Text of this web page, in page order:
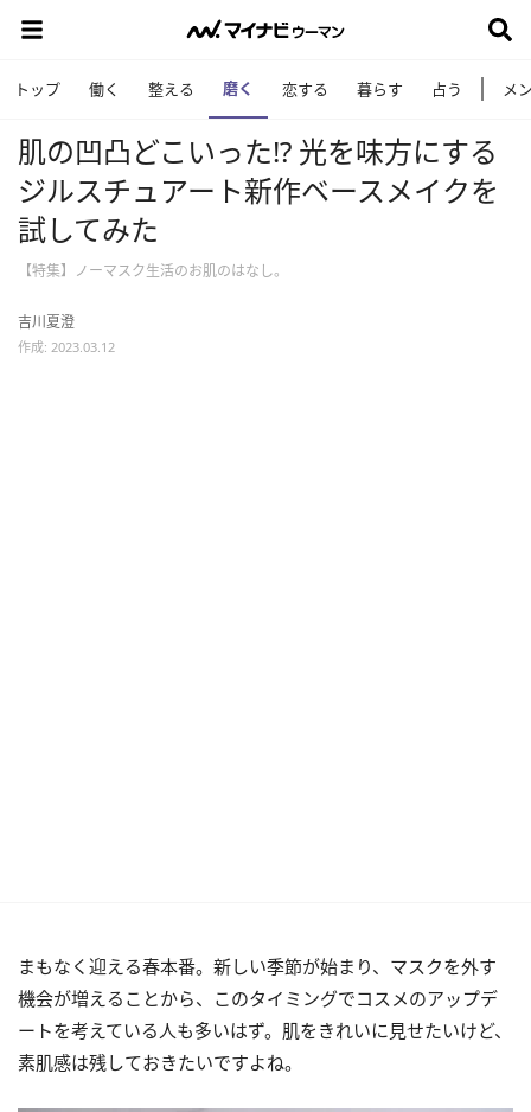
トップ 働く 整える 磨く 恋する 暮らす 占う メ
肌の凹凸どこいった!? 光を味方にする
ジルスチュアート新作ベースメイクを
試してみた
【特集】ノーマスク生活のお肌のはなし。
吉川夏澄
作成: 2023.03.12
まもなく迎える春本番。新しい季節が始まり、マスクを外す
機会が増えることから、このタイミングでコスメのアップデ
ートを考えている人も多いはず。肌をきれいに見せたいけど、
素肌感は残しておきたいですよね。